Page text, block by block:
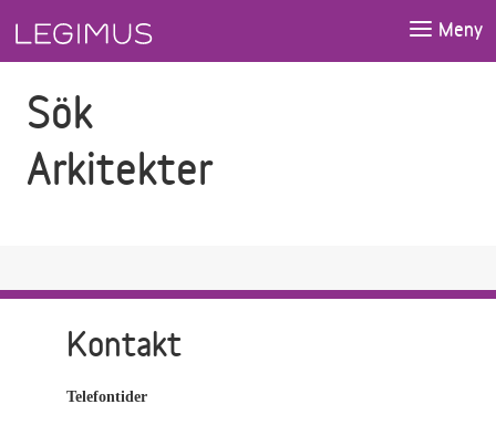
Meny
Sök
Arkitekter
Kontakt
Telefontider